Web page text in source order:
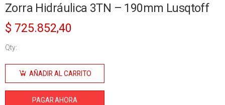
Zorra Hidráulica 3TN – 190mm Lusqtoff
$ 725.852,40
Qty:
Zorra
Hidráulica
190mm
AÑADIR AL CARRITO
PAGAR AHORA